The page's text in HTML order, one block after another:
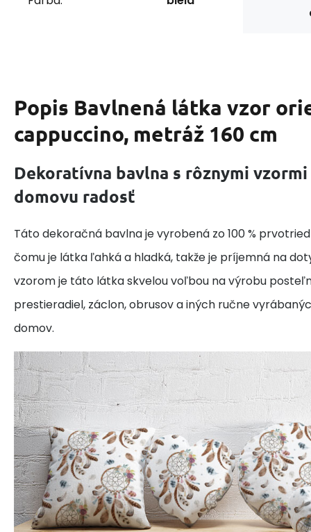
Popis Bavlnená látka vzor
cappuccino, metráž 160 cm
Dekoratívna bavlna s rôznymi vzormi
domovu radosť
Táto dekoračná bavlna je vyrobená zo 100 %
čomu je látka ľahká a hladká, takže je príjemná na
vzorom je táto látka skvelou voľbou na výrobu
prestieradiel, záclon, obrusov a iných ručne
domov.